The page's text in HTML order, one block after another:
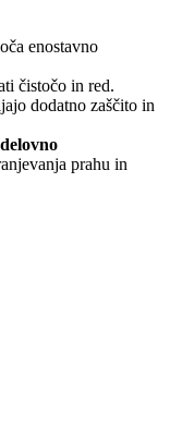
enostavno
čistočo in red.
dodatno zaščito in
prahu in